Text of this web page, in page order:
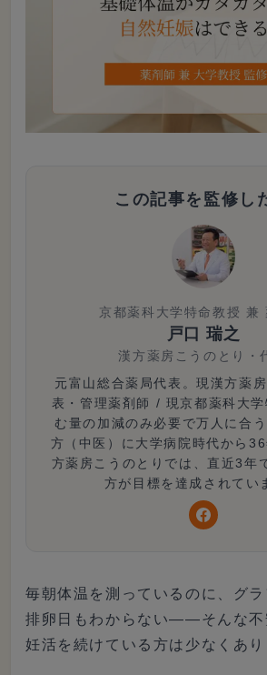
この記事を監修し
京都薬科大学特命教授 兼
戸口 瑞之
漢方薬房こうのとり ・
元富山総合薬局代表。現漢方薬
表・管理薬剤師 / 現京都薬科大
む量の加減のみ必要で万人に合
方（中医）に大学病院時代から
方薬房こうのとりでは、直近3年
方が目標を達成されてい
毎朝体温を測っているのに、グ
排卵日もわからない——そんな不
妊活を続けている方は少なくあり